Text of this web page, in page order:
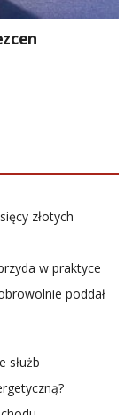
złotych
w praktyce
poddał
służb